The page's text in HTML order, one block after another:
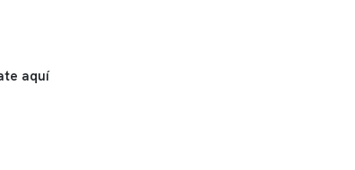
aquí